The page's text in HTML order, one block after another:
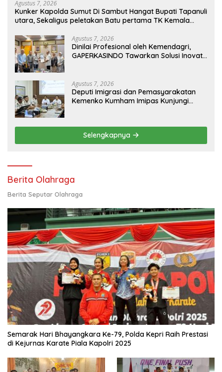
Agustus 7, 2026
Kunker Kapolda Sumut Di Sambut Hangat Bupati Tapanuli
utara, Sekaligus peletakan Batu pertama TK Kemala
Agustus 7, 2026
Dinilai Profesional oleh Kemendagri,
GAPERKASINDO Tawarkan Solusi Inovatif
Agustus 7, 2026
Deputi Imigrasi dan Pemasyarakatan
Kemenko Kumham Imipas Kunjungi
Selengkapnya
Berita Olahraga
Berita Seputar Olahraga
Semarak Hari Bhayangkara Ke-79, Polda Kepri Raih Prestasi
di Kejurnas Karate Piala Kapolri 2025